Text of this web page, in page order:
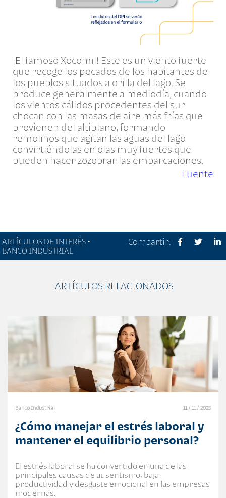
¡El famoso Xocomil! Este es un viento fuerte
que recoge los pecados de los habitantes de
los pueblos situados a orilla del lago. Se
produce generalmente a mediodía, cuando
los vientos cálidos procedentes del sur
chocan con las masas de aire más frías que
provienen del altiplano, formando
remolinos que agitan las aguas del lago
convirtiéndolas en olas muy fuertes que
pueden hacer zozobrar las embarcaciones.
Fuente
ARTÍCULOS DE INTERÉS •
BANCO INDUSTRIAL
Compartir:
ARTÍCULOS RELACIONADOS
Banco Industrial 11 / 11 / 2025
¿Cómo manejar el estrés laboral y
mantener el equilibrio personal?
El estrés laboral se ha convertido en una de las
principales causas de ausentismo, baja
productividad y desgaste emocional en las empresas
modernas.